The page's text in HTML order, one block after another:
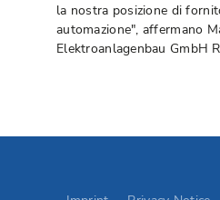
la nostra posizione di
automazione", affermano
Elektroanlagenbau GmbH